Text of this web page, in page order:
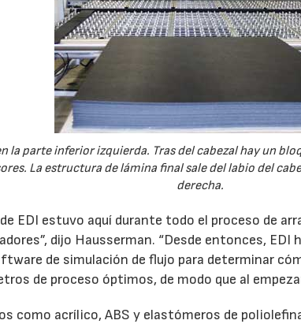
la parte inferior izquierda. Tras del cabezal hay un
La estructura de lámina final sale del labio del
derecha.
EDI estuvo aquí durante todo el proceso de
dijo Hausserman. “Desde entonces,
de simulación de flujo para determinar
de proceso óptimos, de modo que al
como acrílico, ABS y elastómeros de